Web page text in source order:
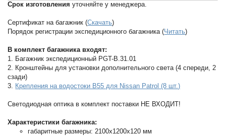
Срок изготовления уточняйте у менеджера.
Сертификат на багажник (Скачать)
Порядок регистрации экспедиционного багажника (Читать)
В комплект багажника входят:
1. Багажник экспедиционный PGT-B.31.01
2. Кронштейны для установки дополнительного света (4 спереди, 2
сзади)
3. Крепления на водостоки B55 для Nissan Patrol (8 шт.)
Светодиодная оптика в комплект поставки НЕ ВХОДИТ!
Характеристики багажника:
габаритные размеры: 2100х1200x120 мм